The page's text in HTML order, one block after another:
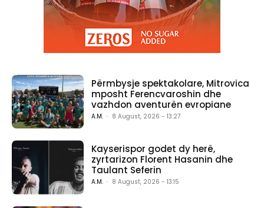
Përmbysje spektakolare, Mitrovica
mposht Ferencvaroshin dhe
vazhdon aventurën evropiane
A.M. - 8 August, 2026 - 13:27
Kayserispor godet dy herë,
zyrtarizon Florent Hasanin dhe
Taulant Seferin
A.M. - 8 August, 2026 - 13:15